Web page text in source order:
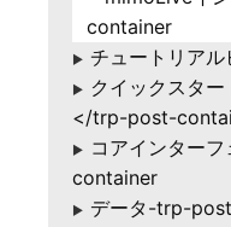
container
▶ チュートリア
▶
クイックスタ
</trp-post-
▶
コアインター
container
▶ データ-trp-